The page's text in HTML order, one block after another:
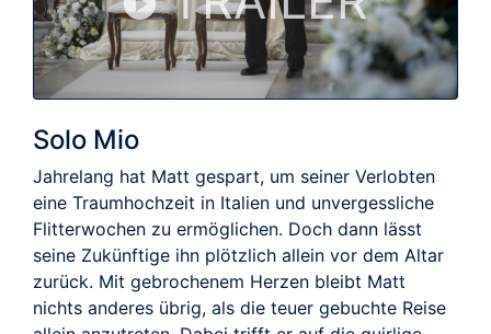
Solo Mio
Jahrelang hat Matt gespart, um seiner Verlobten
eine Traumhochzeit in Italien und unvergessliche
Flitterwochen zu ermöglichen. Doch dann lässt
seine Zukünftige ihn plötzlich allein vor dem Altar
zurück. Mit gebrochenem Herzen bleibt Matt
nichts anderes übrig, als die teuer gebuchte Reise